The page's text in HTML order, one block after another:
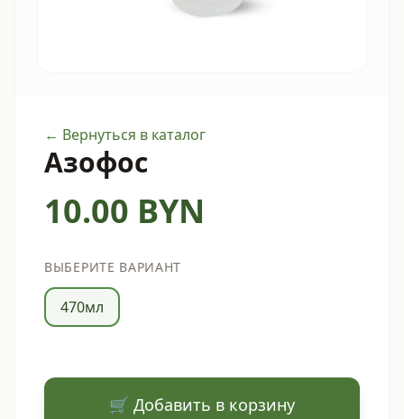
← Вернуться в каталог
Азофос
10.00 BYN
ВЫБЕРИТЕ ВАРИАНТ
470мл
🛒 Добавить в корзину